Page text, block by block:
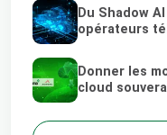
Du Shadow
opérateurs
Donner les
cloud